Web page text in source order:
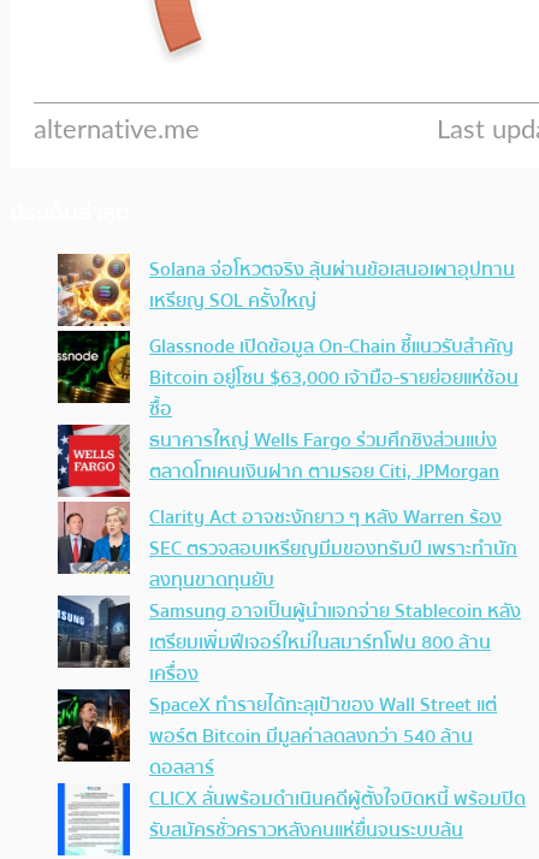
Solana จ่อโหวตจริง ลุ้นผ่านข้อเสนอเผาอุปทาน
เหรียญ SOL ครั้งใหญ่
Glassnode เปิดข้อมูล On-Chain ชี้แนวรับสำคัญ
Bitcoin อยู่โซน $63,000 เจ้ามือ-รายย่อยแห่ช้อน
ซื้อ
ธนาคารใหญ่ Wells Fargo ร่วมศึกชิงส่วนแบ่ง
ตลาดโทเคนเงินฝาก ตามรอย Citi, JPMorgan
Clarity Act อาจชะงักยาว ๆ หลัง Warren ร้อง
SEC ตรวจสอบเหรียญมีมของทรัมป์ เพราะทำนัก
ลงทุนขาดทุนยับ
Samsung อาจเป็นผู้นำแจกจ่าย Stablecoin หลัง
เตรียมเพิ่มฟีเจอร์ใหม่ในสมาร์ทโฟน 800 ล้าน
เครื่อง
SpaceX ทำรายได้ทะลุเป้าของ Wall Street แต่
พอร์ต Bitcoin มีมูลค่าลดลงกว่า 540 ล้าน
ดอลลาร์
CLICX ลั่นพร้อมดำเนินคดีผู้ตั้งใจบิดหนี้ พร้อมปิด
รับสมัครชั่วคราวหลังคนแห่ยื่นจนระบบล้น